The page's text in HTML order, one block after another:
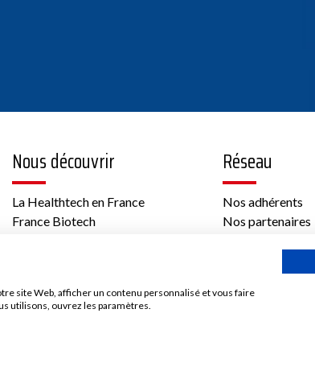
Nous découvrir
La Healthtech en France
France Biotech
Gouvernance et équipe
Réseau
Nos adhérents
Nos partenaires
Nous rejoindre
site Web, afficher un contenu personnalisé et vous faire
utilisons, ouvrez les paramètres.